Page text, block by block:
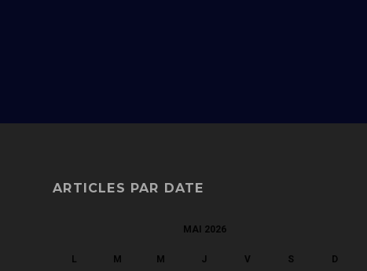
ARTICLES PAR DATE
MAI 2026
L M M J V S D